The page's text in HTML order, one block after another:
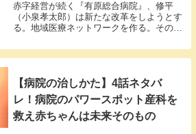
赤字経営が続く『有原総合病院』、修平
（小泉孝太郎）は新たな改革をしようとす
る。地域医療ネットワークを作る。その室
ない。でも、些細なことに気が付くことを
知っていた。
【病院の治しかた】4話ネタバ
レ！病院のパワースポット産科を
救え赤ちゃんは未来そのもの